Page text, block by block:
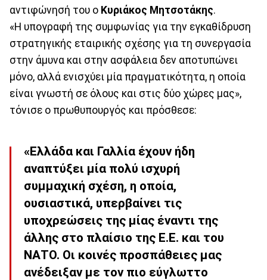
αντιφώνησή του ο Κυριάκος Μητσοτάκης.
«Η υπογραφή της συμφωνίας για την εγκαθίδρυση
στρατηγικής εταιρικής σχέσης για τη συνεργασία
στην άμυνα και στην ασφάλεια δεν αποτυπώνει
μόνο, αλλά ενισχύει μία πραγματικότητα, η οποία
είναι γνωστή σε όλους και στις δύο χώρες μας»,
τόνισε ο πρωθυπουργός και πρόσθεσε:
«Ελλάδα και Γαλλία έχουν ήδη
αναπτύξει μία πολύ ισχυρή
συμμαχική σχέση, η οποία,
ουσιαστικά, υπερβαίνει τις
υποχρεώσεις της μίας έναντι της
άλλης στο πλαίσιο της Ε.Ε. και του
ΝΑΤΟ. Οι κοινές προσπάθειες μας
ανέδειξαν με τον πιο εύγλωττο